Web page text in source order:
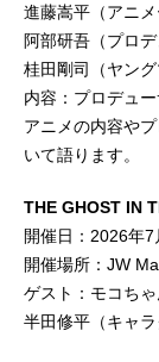
進藤嵩平（アニメ
阿部研吾（プロデ
桂田剛司（ヤング
内容：プロデュ
アニメの内容や
いて語ります。
THE GHOST IN
開催日：2026年
開催場所：JW
ゲスト：モコちゃ
半田修平（キャ